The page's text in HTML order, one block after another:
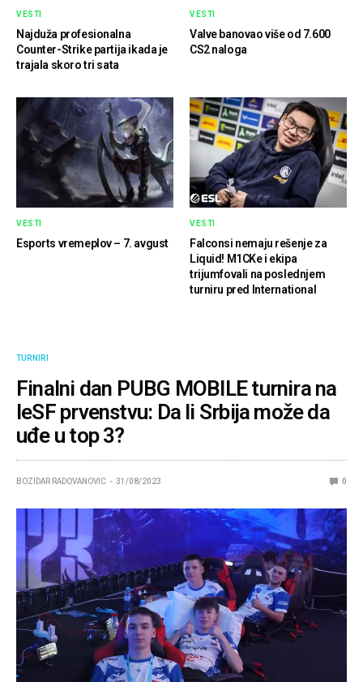
VESTI
Najduža profesionalna
Counter-Strike partija ikada je
trajala skoro tri sata
VESTI
Valve banovao više od 7.600
CS2 naloga
VESTI
Esports vremeplov – 7. avgust
VESTI
Falconsi nemaju rešenje za
Liquid! M1CKe i ekipa
trijumfovali na poslednjem
turniru pred International
TURNIRI
Finalni dan PUBG MOBILE turnira na
IeSF prvenstvu: Da li Srbija može da
uđe u top 3?
BOZIDAR RADOVANOVIC 31/08/2023 0